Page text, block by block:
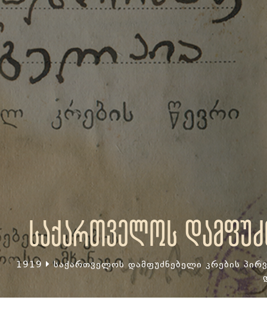
საქართველოს
1919
საქართველოს დამფუძნებელი კრების